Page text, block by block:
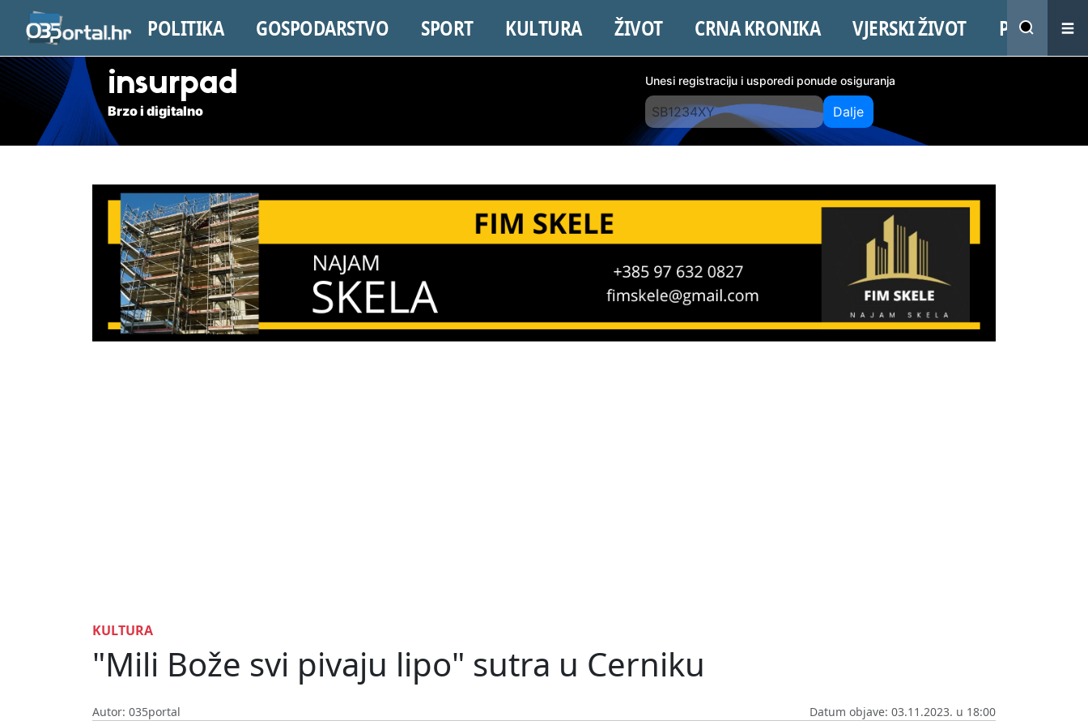
POLITIKA GOSPODARSTVO SPORT KULTURA ŽIVOT CRNA KRONIKA VJERSKI ŽIVOT PROMO
insurpad
Brzo i digitalno
Unesi registraciju i usporedi ponude osiguranja
Dalje
KULTURA
"Mili Bože svi pivaju lipo" sutra u Cerniku
Autor: 035portal Datum objave: 03.11.2023. u 18:00